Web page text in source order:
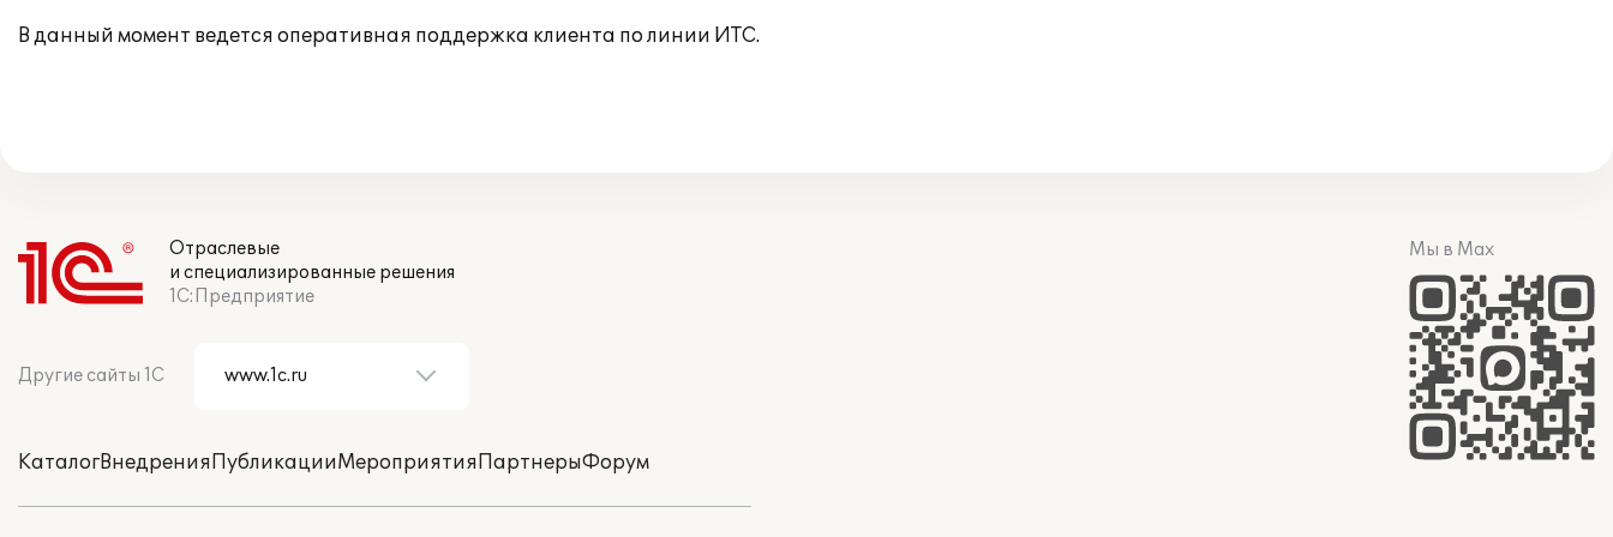
В данный момент ведется оперативная поддержка клиента по линии ИТС.
Отраслевые
и специализированные решения
1С:Предприятие
Другие сайты 1С
КаталогВнедренияПубликацииМероприятияПартнерыФорум
Мы в Max